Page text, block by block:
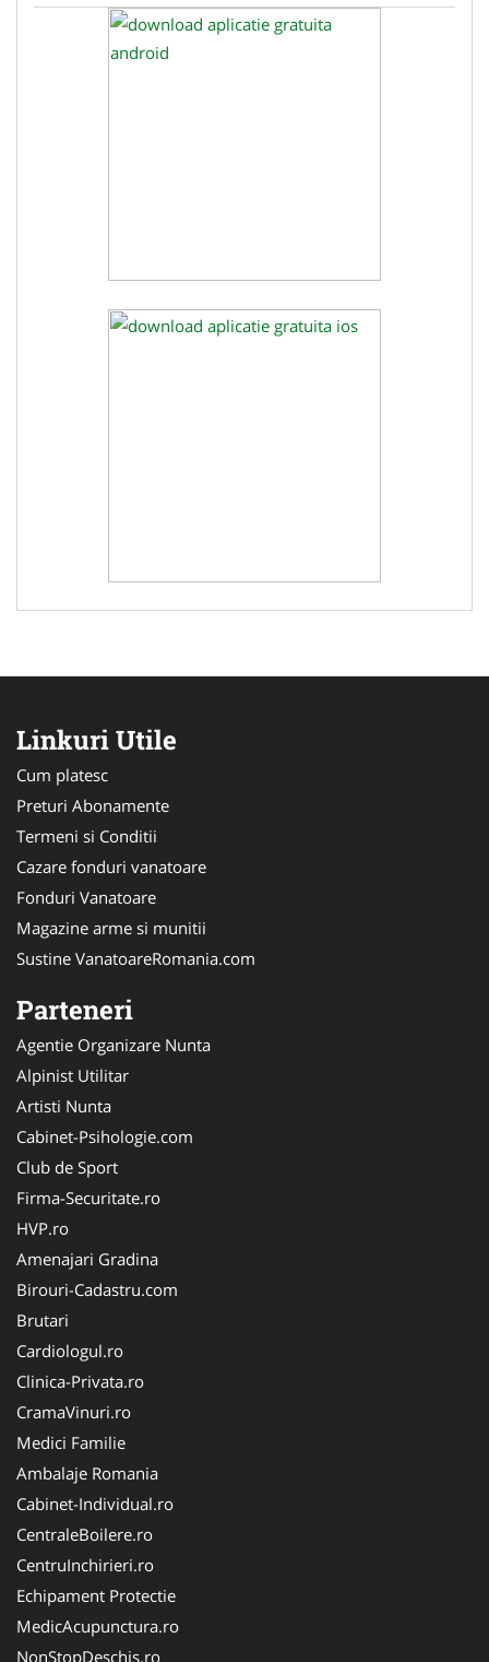
Linkuri Utile
Cum platesc
Preturi Abonamente
Termeni si Conditii
Cazare fonduri vanatoare
Fonduri Vanatoare
Magazine arme si munitii
Sustine VanatoareRomania.com
Parteneri
Agentie Organizare Nunta
Alpinist Utilitar
Artisti Nunta
Cabinet-Psihologie.com
Club de Sport
Firma-Securitate.ro
HVP.ro
Amenajari Gradina
Birouri-Cadastru.com
Brutari
Cardiologul.ro
Clinica-Privata.ro
CramaVinuri.ro
Medici Familie
Ambalaje Romania
Cabinet-Individual.ro
CentraleBoilere.ro
CentruInchirieri.ro
Echipament Protectie
MedicAcupunctura.ro
NonStopDeschis.ro